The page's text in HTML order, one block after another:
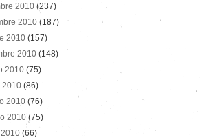
2010 (237)
2010 (187)
2010 (157)
2010 (148)
2010 (75)
2010 (86)
2010 (76)
2010 (75)
(66)